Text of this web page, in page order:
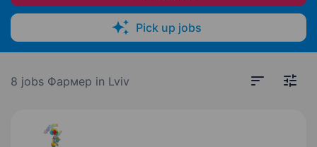
Pick up jobs
8 jobs Фармер in Lviv